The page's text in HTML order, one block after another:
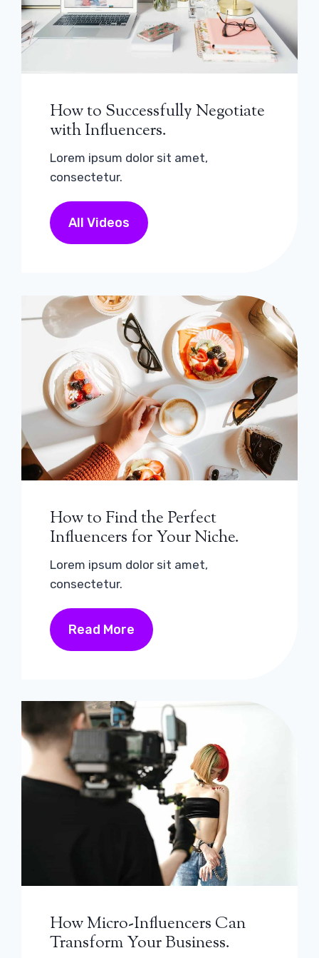
How to Successfully Negotiate
with Influencers.
Lorem ipsum dolor sit amet,
consectetur.
All Videos
How to Find the Perfect
Influencers for Your Niche.
Lorem ipsum dolor sit amet,
consectetur.
Read More
How Micro-Influencers Can
Transform Your Business.